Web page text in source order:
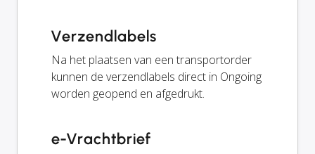
Verzendlabels
Na het plaatsen van een transportorder
kunnen de verzendlabels direct in Ongoing
worden geopend en afgedrukt.
e-Vrachtbrief